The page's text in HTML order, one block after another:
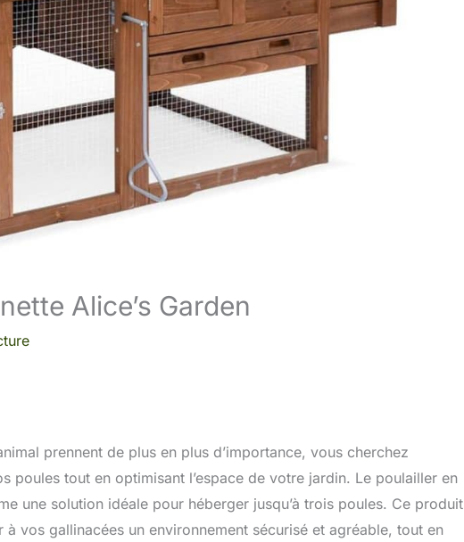
Alice’s Garden
prennent de plus en plus d’importance, vous cherchez
poules tout en optimisant l’espace de votre jardin. Le poulailler en
une solution idéale pour héberger jusqu’à trois poules. Ce produit
vos gallinacées un environnement sécurisé et agréable, tout en